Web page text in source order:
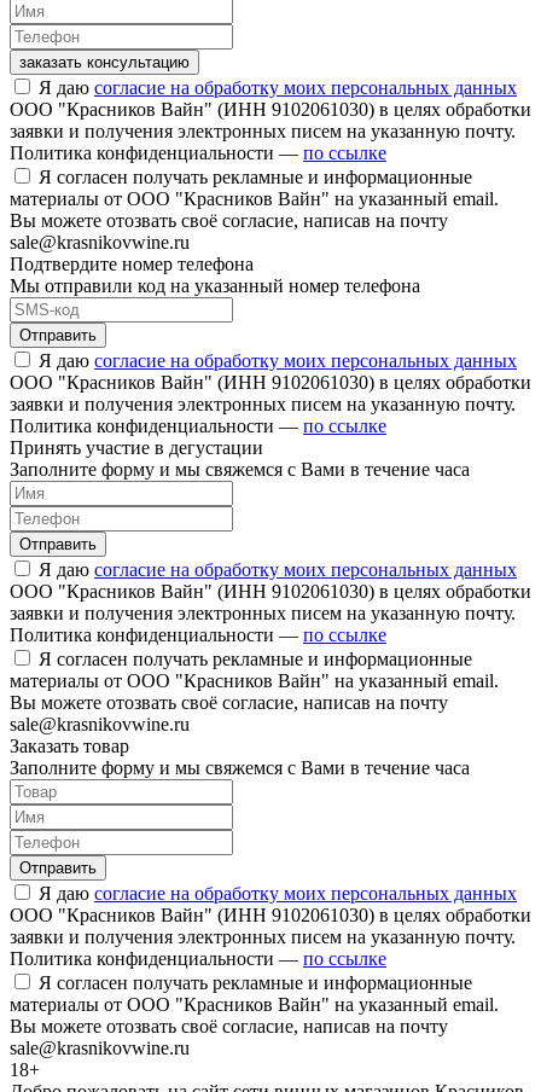
заказать консультацию
Я даю согласие на обработку моих персональных данных
ООО "Красников Вайн" (ИНН 9102061030) в целях обработки
заявки и получения электронных писем на указанную почту.
Политика конфиденциальности — по ссылке
Я согласен получать рекламные и информационные
материалы от ООО "Красников Вайн" на указанный email.
Вы можете отозвать своё согласие, написав на почту
sale@krasnikovwine.ru
Подтвердите номер телефона
Мы отправили код на указанный номер телефона
Отправить
Я даю согласие на обработку моих персональных данных
ООО "Красников Вайн" (ИНН 9102061030) в целях обработки
заявки и получения электронных писем на указанную почту.
Политика конфиденциальности — по ссылке
Принять участие в дегустации
Заполните форму и мы свяжемся с Вами в течение часа
Отправить
Я даю согласие на обработку моих персональных данных
ООО "Красников Вайн" (ИНН 9102061030) в целях обработки
заявки и получения электронных писем на указанную почту.
Политика конфиденциальности — по ссылке
Я согласен получать рекламные и информационные
материалы от ООО "Красников Вайн" на указанный email.
Вы можете отозвать своё согласие, написав на почту
sale@krasnikovwine.ru
Заказать товар
Заполните форму и мы свяжемся с Вами в течение часа
Отправить
Я даю согласие на обработку моих персональных данных
ООО "Красников Вайн" (ИНН 9102061030) в целях обработки
заявки и получения электронных писем на указанную почту.
Политика конфиденциальности — по ссылке
Я согласен получать рекламные и информационные
материалы от ООО "Красников Вайн" на указанный email.
Вы можете отозвать своё согласие, написав на почту
sale@krasnikovwine.ru
18+